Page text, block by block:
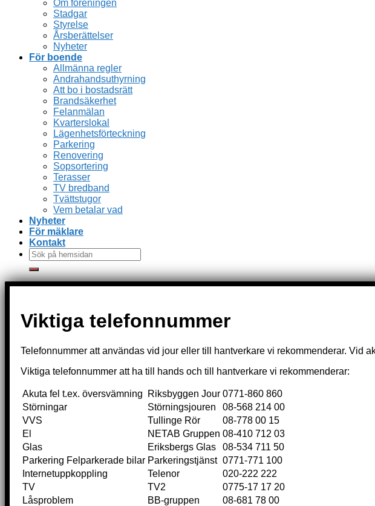
Om föreningen
Stadgar
Styrelse
Årsberättelser
Nyheter
För boende
Allmänna regler
Andrahandsuthyrning
Att bo i bostadsrätt
Brandsäkerhet
Felanmälan
Kvarterslokal
Lägenhetsförteckning
Parkering
Renovering
Sopsortering
Terasser
TV bredband
Tvättstugor
Vem betalar vad
Nyheter
För mäklare
Kontakt
Viktiga telefonnummer
Telefonnummer att användas vid jour eller till hantverkare vi rekommenderar. Vid
Viktiga telefonnummer att ha till hands och till hantverkare vi rekommenderar:
Akuta fel t.ex. översvämning Riksbyggen Jour 0771-860 860
Störningar
Störningsjouren
08-568 214 00
VVS
Tullinge Rör
08-778 00 15
El
NETAB Gruppen 08-410 712 03
Glas
Eriksbergs Glas
08-534 711 50
Parkering Felparkerade bilar Parkeringstjänst 0771-771 100
Internetuppkoppling
Telenor
020-222 222
TV
TV2
0775-17 17 20
Låsproblem
BB-gruppen
08-681 78 00